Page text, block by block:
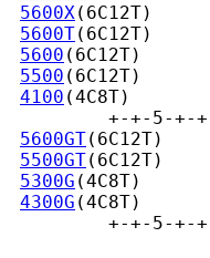
5600X (6C12T)
5600T(6C12T)
5600 (6C12T)
5500 (6C12T)
4100 (4C8T)
+-+-5-+-
5600GT(6C12T)
5500GT(6C12T)
5300G (4C8T)
4300G (4C8T)
+-+-5-+-